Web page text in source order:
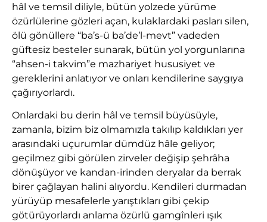
hâl ve temsil diliyle, bütün yolzede yürüme
özürlülerine gözleri açan, kulaklardaki pasları silen,
ölü gönüllere “ba’s-ü ba’de’l-mevt” vadeden
güftesiz besteler sunarak, bütün yol yorgunlarına
“ahsen-i takvim”e mazhariyet hususiyet ve
gereklerini anlatıyor ve onları kendilerine saygıya
çağırıyorlardı.
Onlardaki bu derin hâl ve temsil büyüsüyle,
zamanla, bizim biz olmamızla takılıp kaldıkları yer
arasındaki uçurumlar dümdüz hâle geliyor;
geçilmez gibi görülen zirveler değişip şehrâha
dönüşüyor ve kandan-irinden deryalar da berrak
birer çağlayan halini alıyordu. Kendileri durmadan
yürüyüp mesafelerle yarıştıkları gibi çekip
götürüyorlardı anlama özürlü gamgînleri ışık